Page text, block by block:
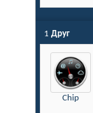
1 Друг
Chip